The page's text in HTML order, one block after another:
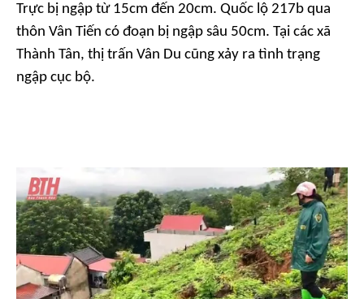
Trực bị ngập từ 15cm đến 20cm. Quốc lộ 217b qua
thôn Vân Tiến có đoạn bị ngập sâu 50cm. Tại các xã
Thành Tân, thị trấn Vân Du cũng xảy ra tình trạng
ngập cục bộ.